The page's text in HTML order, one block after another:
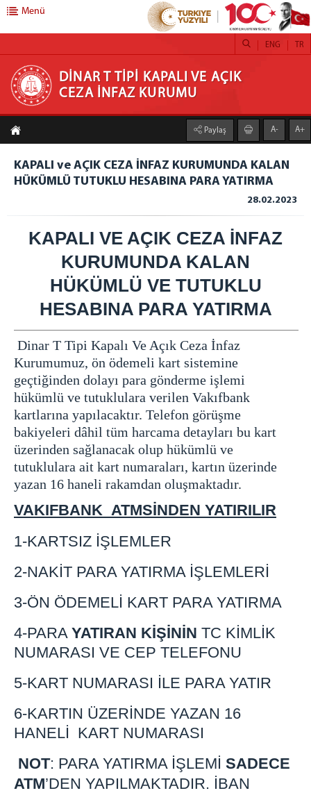
DİNAR T TİPİ KAPALI VE AÇIK CEZA İNFAZ
KURUMU
ANASAYFA
KURUMUMUZ
EMANET EŞYA İŞLEMLERİ
FOTOĞRAF GALERİSİ
BİRİMLERİMİZ
İŞYURTLARI
FIRIN ATÖLYESİ
TARIM İŞKOLU
TESKTİL İŞKOLU
EĞİTİM SERVİSİ
PİSİKO-SOSYAL SERVİSİ
SAĞLIK SERVİSİ
GÖRÜŞ PROGRAMLARI
KAPALI VE AÇIK ZİYARET GÜNLERİ
TELEFON GÖRÜŞ GÜNLERİ
GÖRÜNTÜLÜ GÖRÜŞME
Menü
DİNAR T TİPİ KAPALI VE AÇIK
CEZA İNFAZ KURUMU
TR
ENG
Paylaş A- A+
KAPALI ve AÇIK CEZA İNFAZ KURUMUNDA KALAN
HÜKÜMLÜ TUTUKLU HESABINA PARA YATIRMA
28.02.2023
KAPALI VE AÇIK CEZA İNFAZ
KURUMUNDA KALAN
HÜKÜMLÜ VE TUTUKLU
HESABINA PARA YATIRMA
Dinar T Tipi Kapalı Ve Açık Ceza İnfaz
Kurumumuz, ön ödemeli kart sistemine
geçtiğinden dolayı para gönderme işlemi
hükümlü ve tutuklulara verilen Vakıfbank
kartlarına yapılacaktır. Telefon görüşme
bakiyeleri dâhil tüm harcama detayları bu kart
üzerinden sağlanacak olup hükümlü ve
tutuklulara ait kart numaraları, kartın üzerinde
yazan 16 haneli rakamdan oluşmaktadır.
VAKIFBANK ATMSİNDEN YATIRILIR
1-KARTSIZ İŞLEMLER
2-NAKİT PARA YATIRMA İŞLEMLERİ
3-ÖN ÖDEMELİ KART PARA YATIRMA
4-PARA YATIRAN KİŞİNİN TC KİMLİK
NUMARASI VE CEP TELEFONU
5-KART NUMARASI İLE PARA YATIR
6-KARTIN ÜZERİNDE YAZAN 16
HANELİ KART NUMARASI
NOT: PARA YATIRMA İŞLEMİ SADECE
ATM’DEN YAPILMAKTADIR. İBAN